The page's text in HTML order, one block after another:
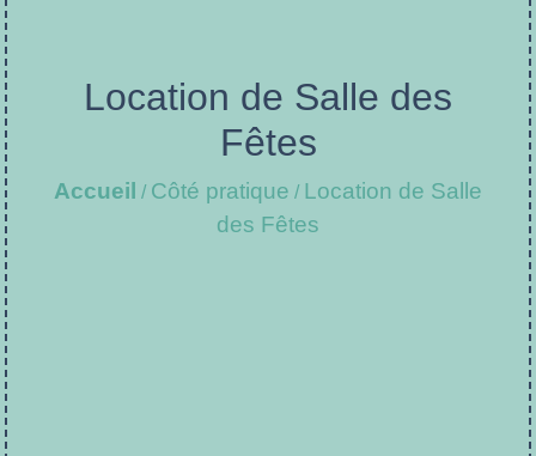
Location de Salle des
Fêtes
Accueil / Côté pratique / Location de Salle
des Fêtes